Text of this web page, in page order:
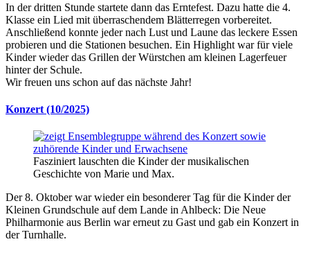
In der dritten Stunde startete dann das Erntefest. Dazu hatte die 4.
Klasse ein Lied mit überraschendem Blätterregen vorbereitet.
Anschließend konnte jeder nach Lust und Laune das leckere Essen
probieren und die Stationen besuchen. Ein Highlight war für viele
Kinder wieder das Grillen der Würstchen am kleinen Lagerfeuer
hinter der Schule.
Wir freuen uns schon auf das nächste Jahr!
Konzert (10/2025)
Fasziniert lauschten die Kinder der musikalischen
Geschichte von Marie und Max.
Der 8. Oktober war wieder ein besonderer Tag für die Kinder der
Kleinen Grundschule auf dem Lande in Ahlbeck: Die Neue
Philharmonie aus Berlin war erneut zu Gast und gab ein Konzert in
der Turnhalle.